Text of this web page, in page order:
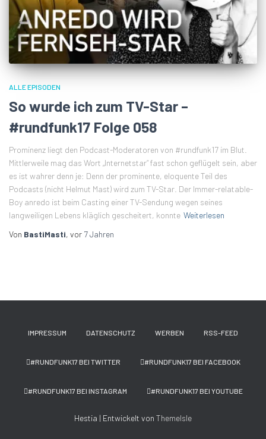
ALLE EPISODEN
So wurde ich zum TV-Star –
#rundfunk17 Folge 058
Prominenz liegt den Podcast-Moderatoren von #rundfunk17 im Blut.
Mittlerweile mag das Wort „Internetstar“ fast schon geflügelt sein, aber
es ist wahrer denn je: Denn der prominente, eloquente Teil des
Podcasts (nicht Helmut Mast) wird zum TV-Star. Der Immer-relatable-
Boy anredo ist beim Casting einer TV-Sendung wegen seines
langweiligen Lebens kläglich gescheitert, konnte Weiterlesen
Von BastiMasti, vor 7 Jahren
IMPRESSUM DATENSCHUTZ WERBEN RSS-FEED
#RUNDFUNK17 BEI TWITTER #RUNDFUNK17 BEI FACEBOOK
#RUNDFUNK17 BEI INSTAGRAM #RUNDFUNK17 BEI YOUTUBE
Hestia | Entwickelt von ThemeIsle